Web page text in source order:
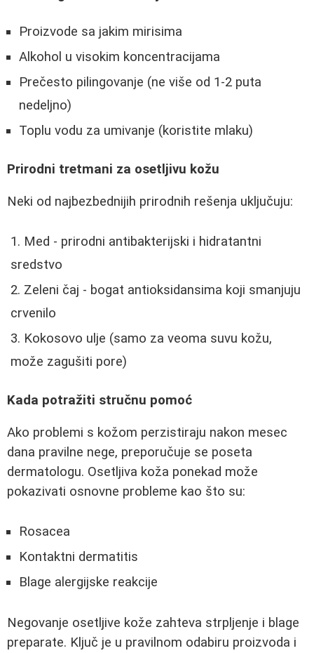
Proizvode sa jakim mirisima
Alkohol u visokim koncentracijama
Prečesto pilingovanje (ne više od 1-2 puta
nedeljno)
Toplu vodu za umivanje (koristite mlaku)
Prirodni tretmani za osetljivu kožu
Neki od najbezbednijih prirodnih rešenja uključuju:
Med - prirodni antibakterijski i hidratantni
sredstvo
Zeleni čaj - bogat antioksidansima koji smanjuju
crvenilo
Kokosovo ulje (samo za veoma suvu kožu,
može zagušiti pore)
Kada potražiti stručnu pomoć
Ako problemi s kožom perzistiraju nakon mesec
dana pravilne nege, preporučuje se poseta
dermatologu. Osetljiva koža ponekad može
pokazivati osnovne probleme kao što su:
Rosacea
Kontaktni dermatitis
Blage alergijske reakcije
Negovanje osetljive kože zahteva strpljenje i blage
preparate. Ključ je u pravilnom odabiru proizvoda i